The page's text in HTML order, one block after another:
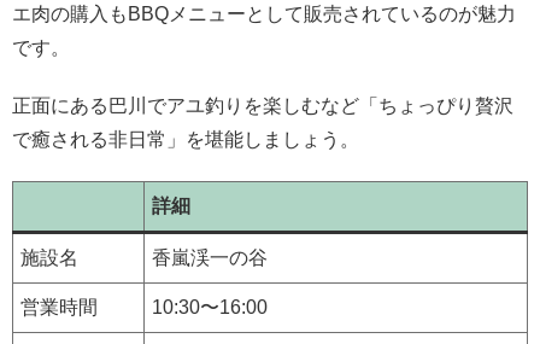
エ肉の購入もBBQメニューとして販売されているのが魅力
です。
正面にある巴川でアユ釣りを楽しむなど「ちょっぴり贅沢
で癒される非日常」を堪能しましょう。
詳細
施設名 香嵐渓一の谷
営業時間 10:30〜16:00